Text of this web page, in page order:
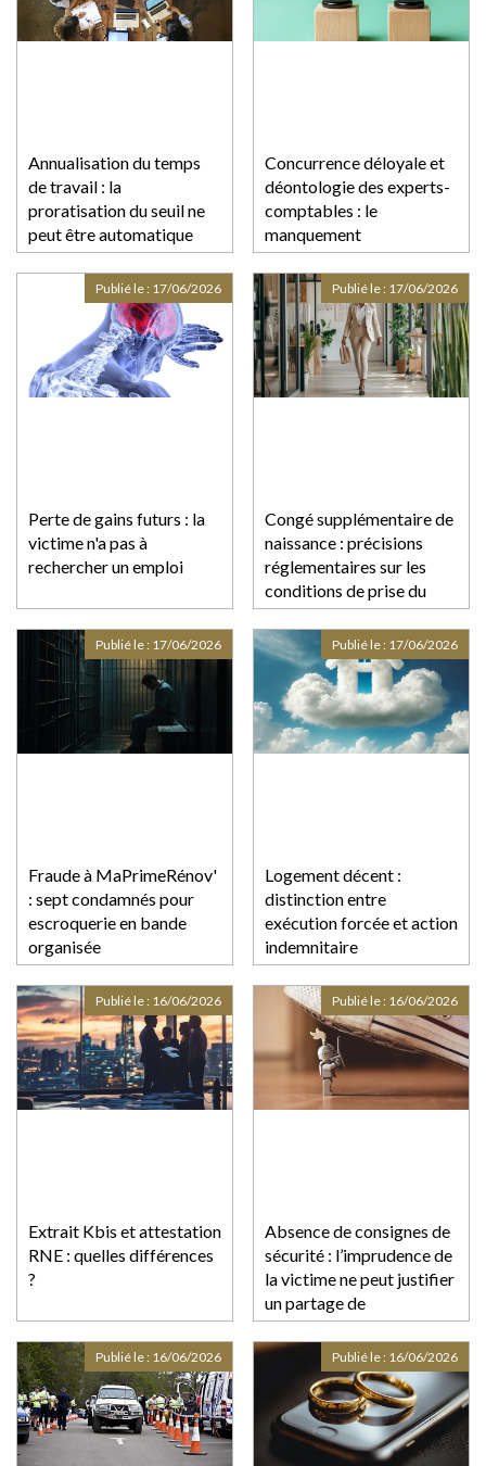
Annualisation du temps
de travail : la
proratisation du seuil ne
peut être automatique
Concurrence déloyale et
déontologie des experts-
comptables : le
manquement
déontologique ne suffit
pas à lui seul
Perte de gains futurs : la
victime n'a pas à
rechercher un emploi
Publié le : 17/06/2026
Congé supplémentaire de
naissance : précisions
réglementaires sur les
conditions de prise du
congé
Publié le : 17/06/2026
Fraude à MaPrimeRénov'
: sept condamnés pour
escroquerie en bande
organisée
Publié le : 17/06/2026
Logement décent :
distinction entre
exécution forcée et action
indemnitaire
Publié le : 17/06/2026
Extrait Kbis et attestation
RNE : quelles différences
?
Publié le : 16/06/2026
Absence de consignes de
sécurité : l’imprudence de
la victime ne peut justifier
un partage de
responsabilité !
Publié le : 16/06/2026
Publié le : 16/06/2026 Publié le : 16/06/2026